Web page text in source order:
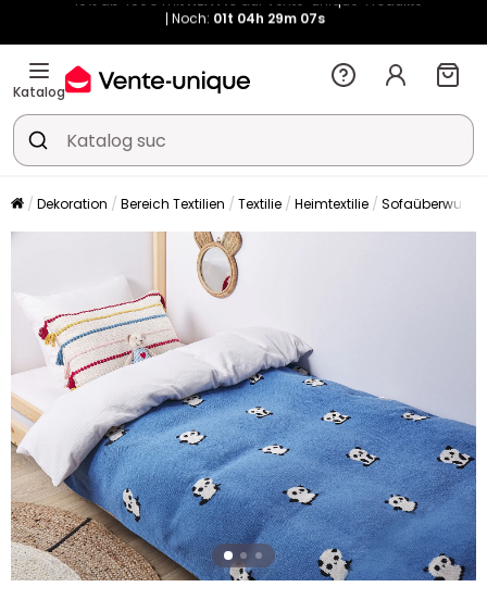
Kauf-unique wird zu Vente-unique - Gleicher Shop, neuer Name!
-10% ab 400€ mitHEAT10auf Vente-unique-Produkte
Noch:
Katalog
Dekoration Bereich Textilien Textilie Heimtextilie Sofaüberwurf